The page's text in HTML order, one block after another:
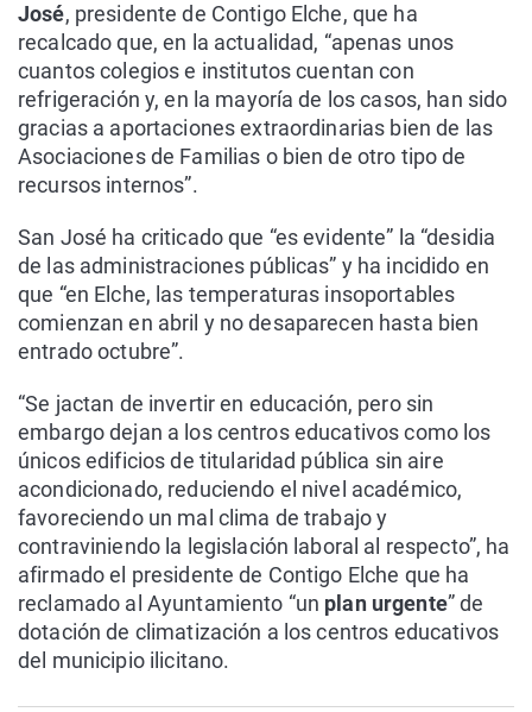
José, presidente de Contigo Elche, que ha
recalcado que, en la actualidad, “apenas unos
cuantos colegios e institutos cuentan con
refrigeración y, en la mayoría de los casos, han sido
gracias a aportaciones extraordinarias bien de las
Asociaciones de Familias o bien de otro tipo de
recursos internos”.
San José ha criticado que “es evidente” la “desidia
de las administraciones públicas” y ha incidido en
que “en Elche, las temperaturas insoportables
comienzan en abril y no desaparecen hasta bien
entrado octubre”.
“Se jactan de invertir en educación, pero sin
embargo dejan a los centros educativos como los
únicos edificios de titularidad pública sin aire
acondicionado, reduciendo el nivel académico,
favoreciendo un mal clima de trabajo y
contraviniendo la legislación laboral al respecto”, ha
afirmado el presidente de Contigo Elche que ha
reclamado al Ayuntamiento “un plan urgente” de
dotación de climatización a los centros educativos
del municipio ilicitano.